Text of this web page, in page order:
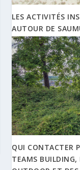
LES ACTIVITÉS
AUTOUR DE
QUI CONTACTER
TEAMS BUILDING,